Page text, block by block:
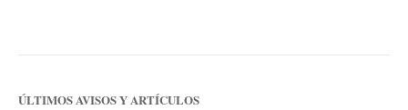
ÚLTIMOS AVISOS Y ARTÍCULOS